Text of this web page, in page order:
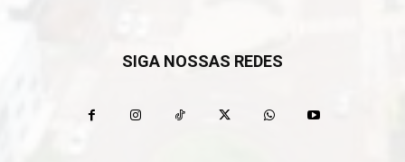
SIGA NOSSAS REDES